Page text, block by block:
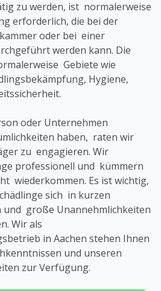
zu werden, ist normalerweise
erforderlich, die bei der
oder bei einer
werden kann. Die
Gebiete wie
Hygiene,
oder Unternehmen
haben, raten wir
zu engagieren. Wir
professionell und kümmern
wiederkommen. Es ist wichtig,
sich in kurzen
und große Unannehmlichkeiten
Wir als
in Aachen stehen Ihnen
und unseren
zur Verfügung.